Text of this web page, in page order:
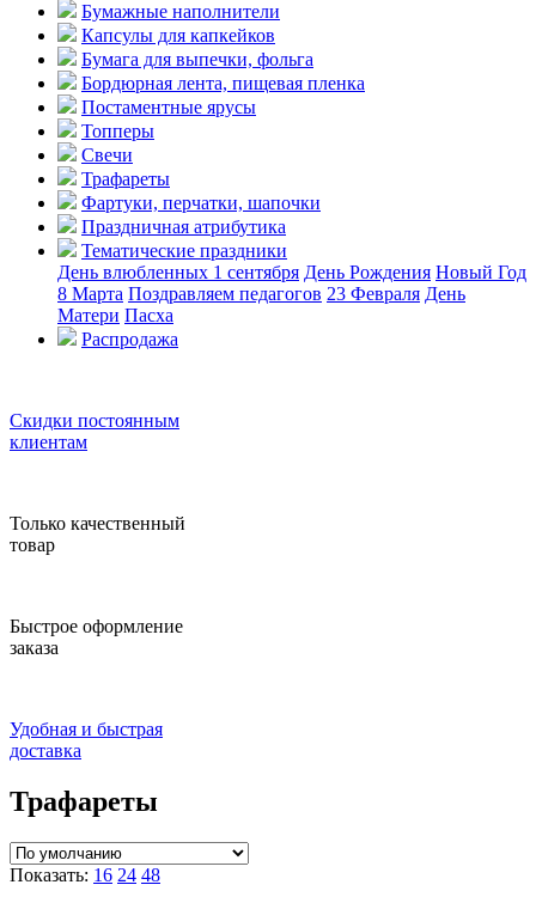
Бумажные наполнители
Капсулы для капкейков
Бумага для выпечки, фольга
Бордюрная лента, пищевая пленка
Постаментные ярусы
Топперы
Свечи
Трафареты
Фартуки, перчатки, шапочки
Праздничная атрибутика
Тематические праздники
День влюбленных 1 сентября День Рождения Новый Год
8 Марта Поздравляем педагогов 23 Февраля День
Матери Пасха
Распродажа
Скидки постоянным
клиентам
Только качественный
товар
Быстрое оформление
заказа
Удобная и быстрая
доставка
Трафареты
Показать: 16 24 48